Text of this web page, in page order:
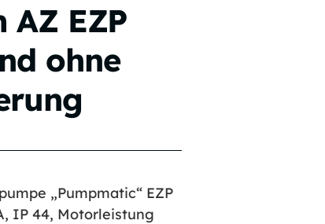
EZP
ohne
„Pumpmatic“ EZP
IP 44, Motorleistung